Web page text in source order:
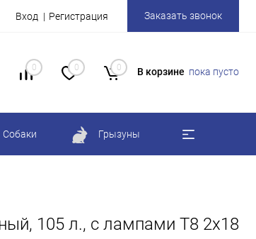
Вход Регистрация Заказать звонок
0 0 0 В корзине пока пусто
Собаки Грызуны
105 л., с лампами Т8 2х18